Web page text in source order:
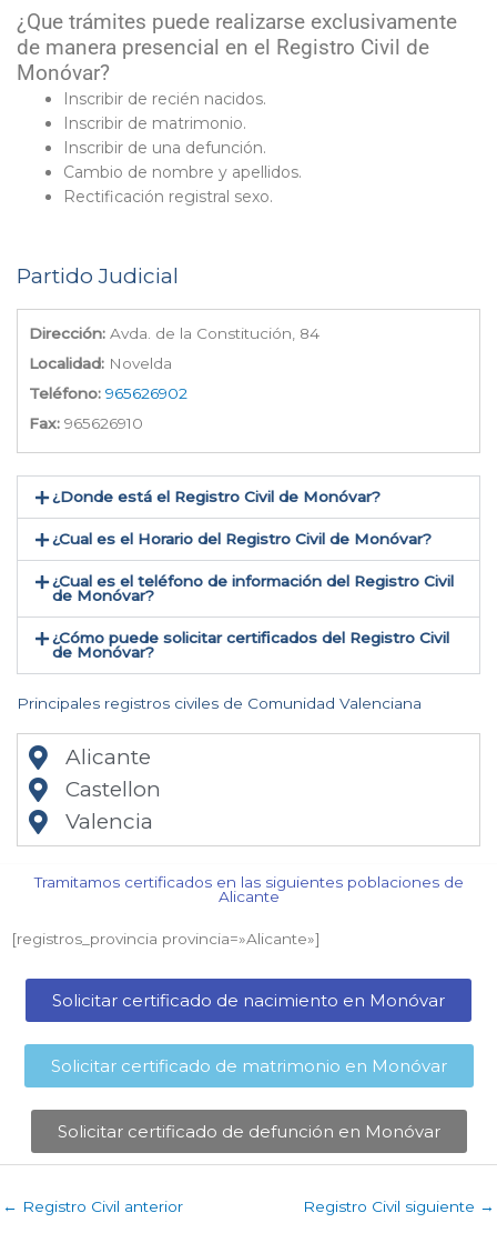
¿Que trámites puede realizarse exclusivamente
de manera presencial en el Registro Civil de
Monóvar?
Inscribir de recién nacidos.
Inscribir de matrimonio.
Inscribir de una defunción.
Cambio de nombre y apellidos.
Rectificación registral sexo.
Partido Judicial
Dirección: Avda. de la Constitución, 84
Localidad: Novelda
Teléfono: 965626902
Fax: 965626910
¿Donde está el Registro Civil de Monóvar​?
¿Cual es el Horario del Registro Civil de Monóvar?
¿Cual es el teléfono de información del Registro Civil
de Monóvar​?
¿Cómo puede solicitar certificados del Registro Civil
de Monóvar​?
Principales registros civiles de Comunidad Valenciana
Alicante
Castellon
Valencia
Tramitamos certificados en las siguientes poblaciones de
Alicante​
[registros_provincia provincia=»Alicante​»]
Solicitar certificado de nacimiento en Monóvar​
Solicitar certificado de matrimonio en Monóvar​
Solicitar certificado de defunción en Monóvar​
← Registro Civil anterior Registro Civil siguiente →